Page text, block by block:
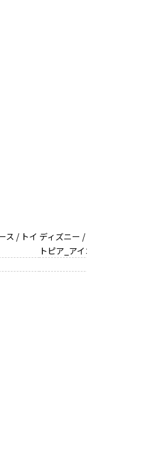
ス / トイ ディズニー / 耐衝撃 ハイブ
トピア_アイコン